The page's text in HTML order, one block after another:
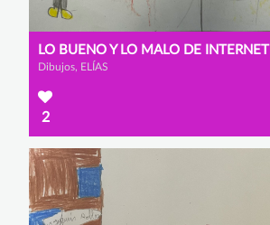
LO BUENO Y LO MALO DE INTERNET
Dibujos, ELÍAS
2